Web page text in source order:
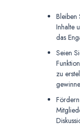
Bleiben
Inhalte
das
Seien
zu